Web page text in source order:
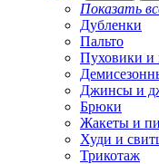
Показать
Дубленки
Пальто
Пуховики и
Джинсы и
Брюки
Жакеты и
Худи и
Трикотаж